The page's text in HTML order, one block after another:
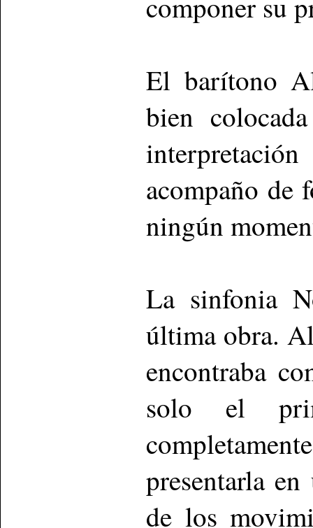
componer su
El barítono
bien
acompaño de
ningún
La sinfonia
última obra.
encontraba
solo el
presentarla
de los